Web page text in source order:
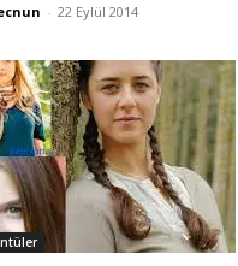
- 22 Eylül 2014